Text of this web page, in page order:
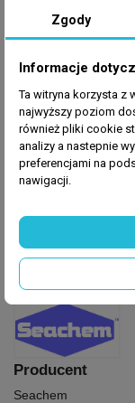
akwarium. Są
glonów z
kontrastuje z
zobaczyć
Wymiary:
GPSR
Producent:
Producent
Seachem
Zgody
Informacje
Ta witryna korzysta z
najwyższy poziom
również pliki cookie
analizy a nastepnie
preferencjami na
nawigacji.